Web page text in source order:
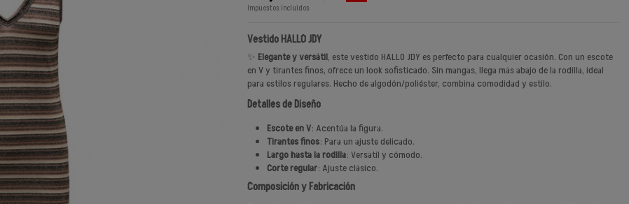
Impuestos incluidos
Vestido HALLO JDY
✨ Elegante y versátil, este vestido HALLO JDY es perfecto para cualquier ocasión. Con un escote
en V y tirantes finos, ofrece un look sofisticado. Sin mangas, llega más abajo de la rodilla, ideal
para estilos regulares. Hecho de algodón/poliéster, combina comodidad y estilo.
Detalles de Diseño
Escote en V: Acentúa la figura.
Tirantes finos: Para un ajuste delicado.
Largo hasta la rodilla: Versátil y cómodo.
Corte regular: Ajuste clásico.
Composición y Fabricación